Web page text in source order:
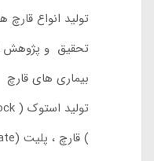
تولید انواع قارچ
تحقیق و پژوهش
بیماری های قارچ
) قارچ ، پلیت (plate ) قارچ